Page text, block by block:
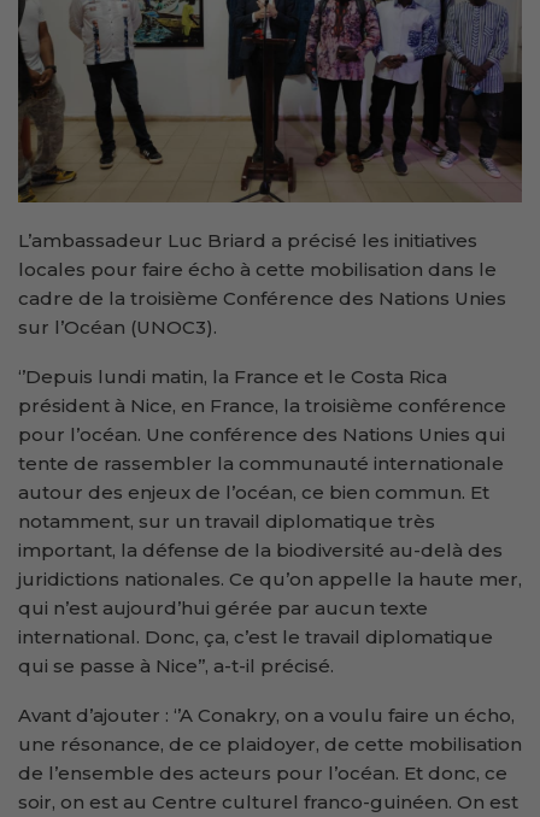
L’ambassadeur Luc Briard a précisé les initiatives
locales pour faire écho à cette mobilisation dans le
cadre de la troisième Conférence des Nations Unies
sur l’Océan (UNOC3).
‘’Depuis lundi matin, la France et le Costa Rica
président à Nice, en France, la troisième conférence
pour l’océan. Une conférence des Nations Unies qui
tente de rassembler la communauté internationale
autour des enjeux de l’océan, ce bien commun. Et
notamment, sur un travail diplomatique très
important, la défense de la biodiversité au-delà des
juridictions nationales. Ce qu’on appelle la haute mer,
qui n’est aujourd’hui gérée par aucun texte
international. Donc, ça, c’est le travail diplomatique
qui se passe à Nice’’, a-t-il précisé.
Avant d’ajouter : ‘’A Conakry, on a voulu faire un écho,
une résonance, de ce plaidoyer, de cette mobilisation
de l’ensemble des acteurs pour l’océan. Et donc, ce
soir, on est au Centre culturel franco-guinéen. On est